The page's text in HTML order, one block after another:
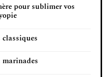
pour sublimer vos
classiques
marinades